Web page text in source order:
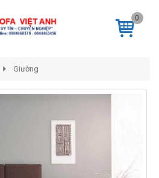
0
Giường